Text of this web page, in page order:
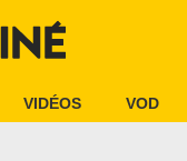
VIDÉOS VOD